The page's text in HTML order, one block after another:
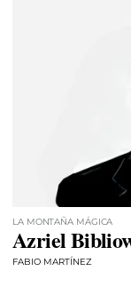
LA MONTAÑA MÁGICA
Azriel
FABIO MARTÍNEZ